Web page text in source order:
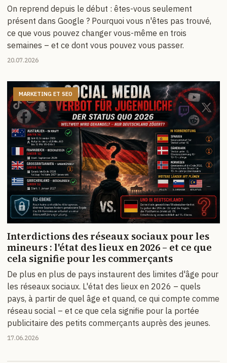
On reprend depuis le début : êtes-vous seulement
présent dans Google ? Pourquoi vous n'êtes pas trouvé,
ce que vous pouvez changer vous-même en trois
semaines – et ce dont vous pouvez vous passer.
20.07.2026
MARKETING ET SEO
Interdictions des réseaux sociaux pour les
mineurs : l'état des lieux en 2026 – et ce que
cela signifie pour les commerçants
De plus en plus de pays instaurent des limites d'âge pour
les réseaux sociaux. L'état des lieux en 2026 – quels
pays, à partir de quel âge et quand, ce qui compte comme
réseau social – et ce que cela signifie pour la portée
publicitaire des petits commerçants auprès des jeunes.
17.06.2026